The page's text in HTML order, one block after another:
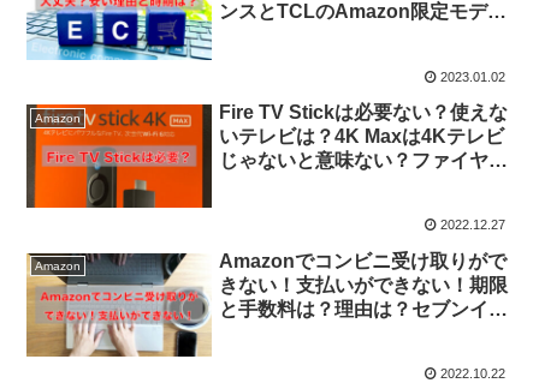
ンスとTCLのAmazon限定モデル
2023.01.02
Amazon
Fire TV Stickは必要ない？使えな
いテレビは？4K Maxは4Kテレビ
じゃないと意味ない？ファイヤー
2022.12.27
Amazon
Amazonでコンビニ受け取りがで
きない！支払いができない！期限
と手数料は？理由は？セブンイレ
2022.10.22